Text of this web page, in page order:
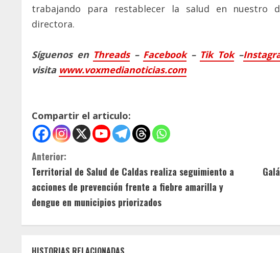
trabajando para restablecer la salud en nuestro
directora.
Síguenos en Threads– Facebook– Tik Tok–
visita www.voxmedianoticias.com
Compartir el articulo:
S
i
g
u
e
Anterior:
Territorial de Salud de Caldas realiza seguimiento a
acciones de prevención frente a fiebre amarilla y
dengue en municipios priorizados